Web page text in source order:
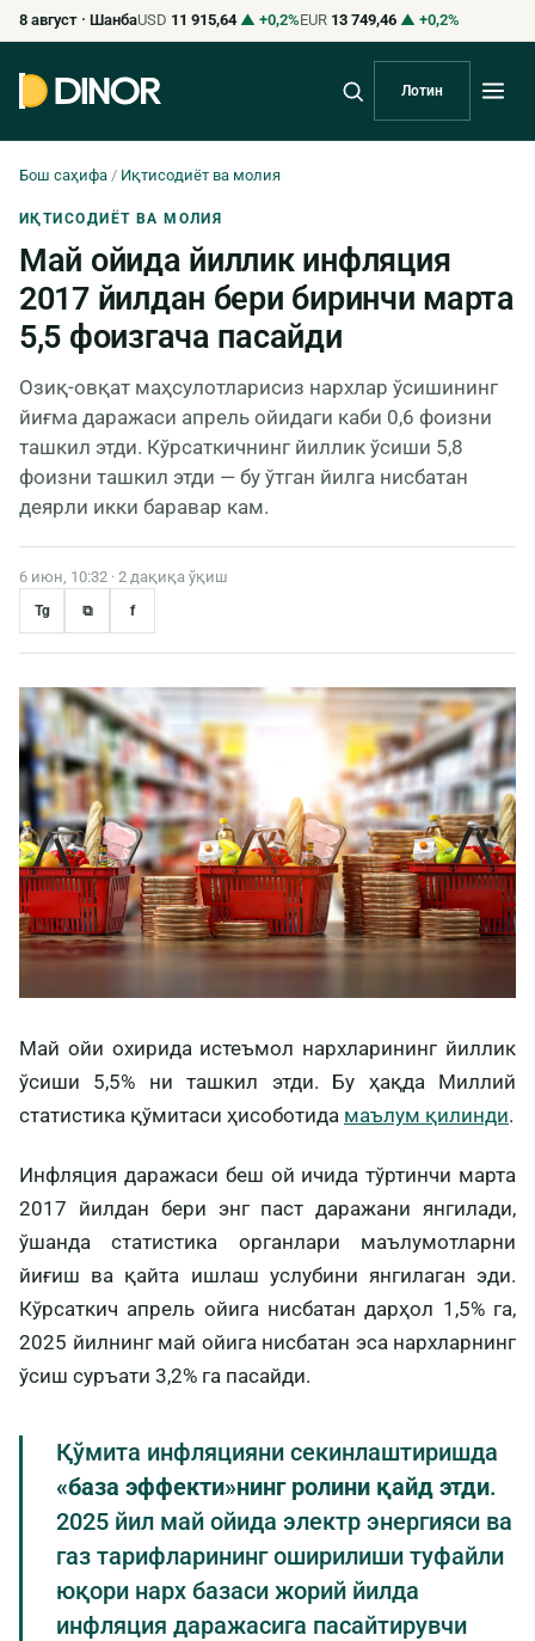
8 август · ШанбаUSD 11 915,64 ▲ +0,2%EUR 13 749,46 ▲ +0,2%
Лотин
Бош саҳифа / Иқтисодиёт ва молия
ИҚТИСОДИЁТ ВА МОЛИЯ
Май ойида йиллик инфляция
2017 йилдан бери биринчи марта
5,5 фоизгача пасайди
Озиқ-овқат маҳсулотларисиз нархлар ўсишининг
йиғма даражаси апрель ойидаги каби 0,6 фоизни
ташкил этди. Кўрсаткичнинг йиллик ўсиши 5,8
фоизни ташкил этди — бу ўтган йилга нисбатан
деярли икки баравар кам.
6 июн, 10:32 · 2 дақиқа ўқиш
Tg ⧉ f
Май ойи охирида истеъмол нархларининг йиллик
ўсиши 5,5% ни ташкил этди. Бу ҳақда Миллий
статистика қўмитаси ҳисоботида маълум қилинди.
Инфляция даражаси беш ой ичида тўртинчи марта
2017 йилдан бери энг паст даражани янгилади,
ўшанда статистика органлари маълумотларни
йиғиш ва қайта ишлаш услубини янгилаган эди.
Кўрсаткич апрель ойига нисбатан дарҳол 1,5% га,
2025 йилнинг май ойига нисбатан эса нархларнинг
ўсиш суръати 3,2% га пасайди.
Қўмита инфляцияни секинлаштиришда
«база эффекти»нинг ролини қайд этди.
2025 йил май ойида электр энергияси ва
газ тарифларининг оширилиши туфайли
юқори нарх базаси жорий йилда
инфляция даражасига пасайтирувчи